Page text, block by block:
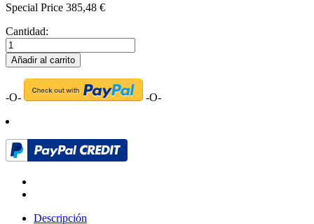
Special Price 385,48 €
Cantidad:
Añadir al carrito
-O- -O-
Descripción